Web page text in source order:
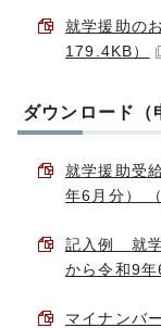
就学援助の
179.4KB）
ダウンロード（
就学援助受
年6月分）
記入例 就学
から令和9
マイナンバ